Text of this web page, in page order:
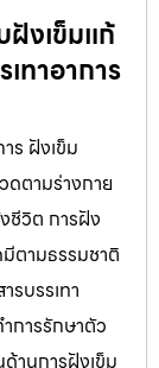
ฝังเข็มแก้
ทาอาการ
ร ฝังเข็ม
ดตามร่างกาย
ชีวิต การฝัง
มีตามธรรมชาติ
รบรรเทา
การรักษาตัว
านการฝังเข็ม